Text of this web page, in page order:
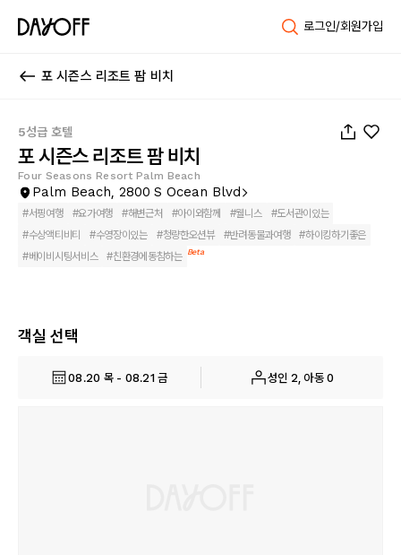
로그인/회원가입
포 시즌스 리조트 팜 비치
5성급 호텔
포 시즌스 리조트 팜 비치
Four Seasons Resort Palm Beach
Palm Beach, 2800 S Ocean Blvd
#서핑여행 #요가여행 #해변근처 #아이와함께 #웰니스 #도서관이있는
#수상액티비티 #수영장이있는 #청량한오션뷰 #반려동물과여행 #하이킹하기좋은
#베이비시팅서비스 #친환경에동참하는 Beta
객실 선택
08.20 목 - 08.21 금 성인 2, 아동 0